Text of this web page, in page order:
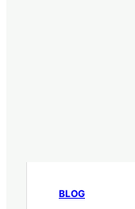
BLOG